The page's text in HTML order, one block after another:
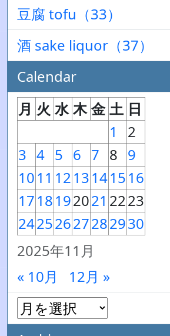
豆腐 tofu（33）
酒 sake liquor（37）
Calendar
2025年11月
月 火 水 木 金 土 日
1
2
3 4 5 6 7 8 9
1011 1213141516
1718192021 2223
24252627282930
« 10月 12月 »